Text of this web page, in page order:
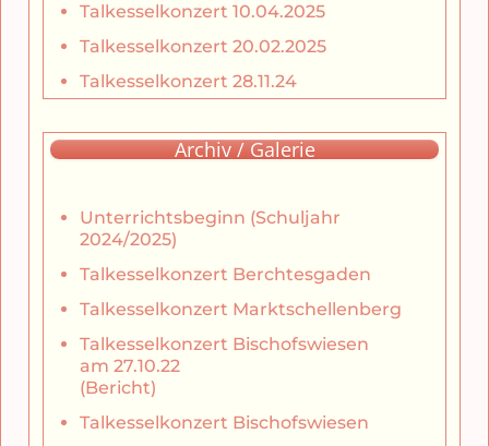
Talkesselkonzert 10.04.2025
Talkesselkonzert 20.02.2025
Talkesselkonzert 28.11.24
Archiv / Galerie
Unterrichtsbeginn (Schuljahr
2024/2025)
Talkesselkonzert Berchtesgaden
Talkesselkonzert Marktschellenberg
Talkesselkonzert Bischofswiesen
am 27.10.22
(Bericht)
Talkesselkonzert Bischofswiesen